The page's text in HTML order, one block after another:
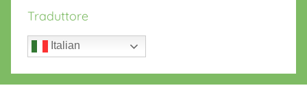
Traduttore
Italian